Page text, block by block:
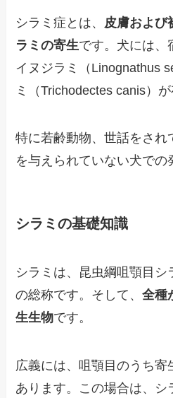
シラミ症とは、 皮膚および
ラミの寄生です。犬には、
イヌジラミ（Linognathus
ミ（Trichodectes canis）が
特に若齢動物、世話をされ
を与えられていない犬での
シラミの基礎知識
シラミは、昆虫綱咀顎目シ
の総称です。そして、全種
生生物です。
広義には、咀顎目のうち寄
あります。この場合は、シ